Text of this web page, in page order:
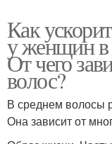
Как
у женщин в
От чего
волос?
В среднем волосы
Она зависит от